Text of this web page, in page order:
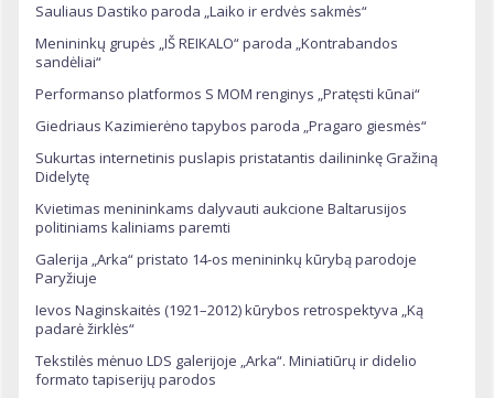
Sauliaus Dastiko paroda „Laiko ir erdvės sakmės“
Menininkų grupės „IŠ REIKALO“ paroda „Kontrabandos
sandėliai“
Performanso platformos S MOM renginys „Pratęsti kūnai“
Giedriaus Kazimierėno tapybos paroda „Pragaro giesmės“
Sukurtas internetinis puslapis pristatantis dailininkę Gražiną
Didelytę
Kvietimas menininkams dalyvauti aukcione Baltarusijos
politiniams kaliniams paremti
Galerija „Arka“ pristato 14-os menininkų kūrybą parodoje
Paryžiuje
Ievos Naginskaitės (1921–2012) kūrybos retrospektyva „Ką
padarė žirklės“
Tekstilės mėnuo LDS galerijoje „Arka“. Miniatiūrų ir didelio
formato tapiserijų parodos